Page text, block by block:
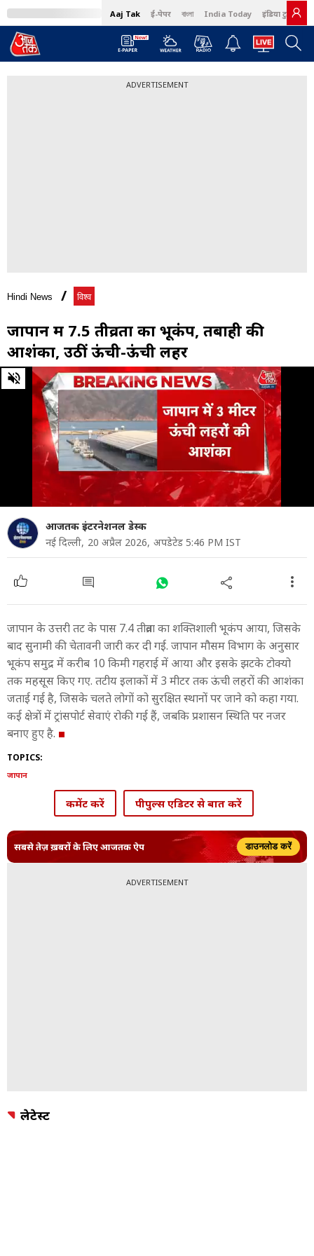
Aaj Tak ई-पेपर বাংলা India Today इंडिया टुडे हिंदी
ADVERTISEMENT
Hindi News विश्व
जापान में 7.5 तीव्रता का भूकंप, तबाही की
आशंका, उठीं ऊंची-ऊंची लहरें
0
of
minutes,
seconds
आजतक इंटरनेशनल डेस्क
नई दिल्ली, 20 अप्रैल 2026, अपडेटेड 5:46 PM IST
जापान के उत्तरी तट के पास 7.4 तीव्रता का शक्तिशाली भूकंप आया, जिसके
बाद सुनामी की चेतावनी जारी कर दी गई. जापान मौसम विभाग के अनुसार
भूकंप समुद्र में करीब 10 किमी गहराई में आया और इसके झटके टोक्यो
तक महसूस किए गए. तटीय इलाकों में 3 मीटर तक ऊंची लहरों की आशंका
जताई गई है, जिसके चलते लोगों को सुरक्षित स्थानों पर जाने को कहा गया.
कई क्षेत्रों में ट्रांसपोर्ट सेवाएं रोकी गई हैं, जबकि प्रशासन स्थिति पर नजर
बनाए हुए है.
TOPICS:
जापान
कमेंट करें पीपुल्स एडिटर से बात करें
सबसे तेज़ ख़बरों के लिए आजतक ऐप डाउनलोड करें
ADVERTISEMENT
लेटेस्ट